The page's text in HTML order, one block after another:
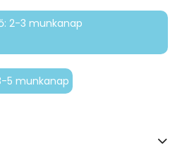
2-3 munkanap
5 munkanap